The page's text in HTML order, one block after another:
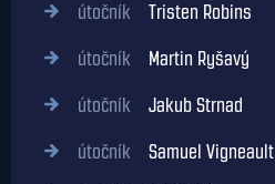
útočník Tristen Robins
útočník Martin Ryšavý
útočník Jakub Strnad
útočník Samuel Vigneault